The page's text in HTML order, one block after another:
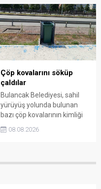
Valiliği, Tarım ve Orman İl
Müdürlüğü ile ilgili kurumları
denetime çağırdı. Akdoğan,
yüzde 50’ye ulaşan fiyat
farklarının araştırılması
gerektiğini söyledi.
Çöp kovalarını söküp
çaldılar
Bulancak Belediyesi, sahil
yürüyüş yolunda bulunan
bazı çöp kovalarının kimliği
sökülerek çalındığını açıkladı.
vatandaşlardan ihbar
08.08.2026